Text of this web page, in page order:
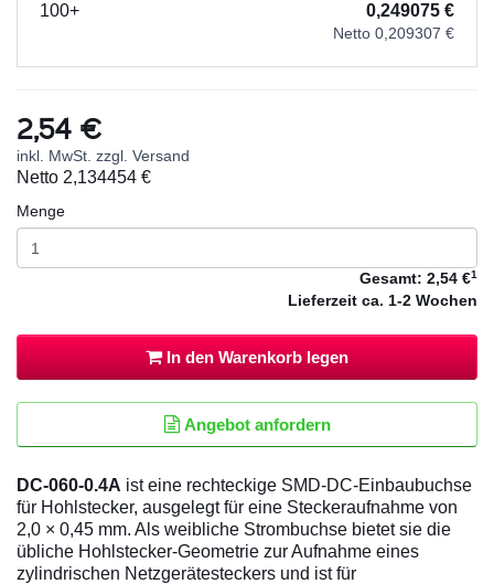
100+ 0,249075 €
Netto 0,209307 €
2,54 €
inkl. MwSt. zzgl. Versand
Netto 2,134454 €
Menge
Gesamt: 2,54 €1
Lieferzeit ca. 1-2 Wochen
In den Warenkorb legen
Angebot anfordern
DC-060-0.4A ist eine rechteckige SMD-DC-Einbaubuchse
für Hohlstecker, ausgelegt für eine Steckeraufnahme von
2,0 × 0,45 mm. Als weibliche Strombuchse bietet sie die
übliche Hohlstecker-Geometrie zur Aufnahme eines
zylindrischen Netzgerätesteckers und ist für